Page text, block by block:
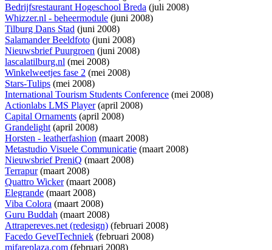
Bedrijfsrestaurant Hogeschool Breda (juli 2008)
Whizzer.nl - beheermodule (juni 2008)
Tilburg Dans Stad (juni 2008)
Salamander Beeldfoto (juni 2008)
Nieuwsbrief Puurgroen (juni 2008)
lascalatilburg.nl (mei 2008)
Winkelweetjes fase 2 (mei 2008)
Stars-Tulips (mei 2008)
International Tourism Students Conference (mei 2008)
Actionlabs LMS Player(april 2008)
Capital Ornaments (april 2008)
Grandelight(april 2008)
Horsten - leatherfashion (maart 2008)
Metastudio Visuele Communicatie (maart 2008)
Nieuwsbrief PreniQ (maart 2008)
Terrapur(maart 2008)
Quattro Wicker(maart 2008)
Elegrande (maart 2008)
Viba Colora (maart 2008)
Guru Buddah (maart 2008)
Attrapereves.net (redesign) (februari 2008)
Facedo GevelTechniek (februari 2008)
mifareplaza.com (februari 2008)